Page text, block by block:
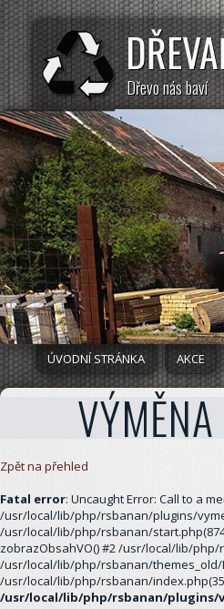
Dřevo nás baví
ÚVODNÍ STRÁNKA AKCE
Zpět na přehled
Fatal error: Uncaught Error: Call to a
/usr/local/lib/php/rsbanan/plugins/
/usr/local/lib/php/rsbanan/
zobrazObsahVO() #2 /usr/local/lib/
/usr/local/lib/php/rsbanan/themes_old/
/usr/local/lib/php/rsbanan/
/usr/local/lib/php/rsbanan/plugins/